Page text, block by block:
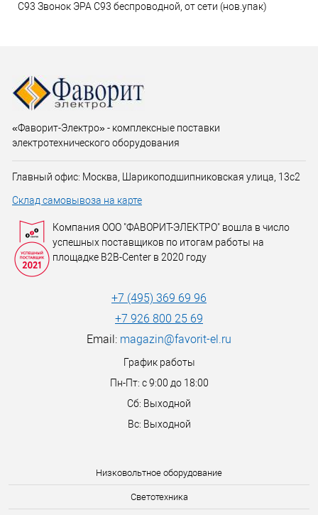
C93 Звонок ЭРА C93 беспроводной, от сети (нов.упак)
Низковольтное оборудование
Светотехника
«Фаворит-Электро» - комплексные поставки
электротехнического оборудования
Главный офис: Москва, Шарикоподшипниковская улица, 13с2
Склад самовывоза на карте
Компания ООО "ФАВОРИТ-ЭЛЕКТРО" вошла в число
успешных поставщиков по итогам работы на
площадке B2B-Center в 2020 году
+7 (495) 369 69 96
+7 926 800 25 69
Email: magazin@favorit-el.ru
График работы
Пн-Пт: с 9:00 до 18:00
Сб: Выходной
Вс: Выходной